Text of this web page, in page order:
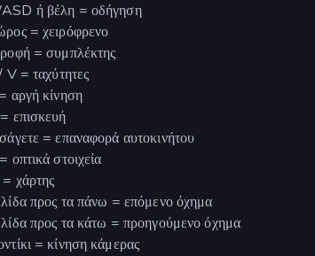
ή βέλη = οδήγηση
= χειρόφρενο
= συμπλέκτης
V = ταχύτητες
αργή κίνηση
επισκευή
= επαναφορά αυτοκινήτου
οπτικά στοιχεία
χάρτης
προς τα πάνω = επόμενο όχημα
προς τα κάτω = προηγούμενο όχημα
= κίνηση κάμερας